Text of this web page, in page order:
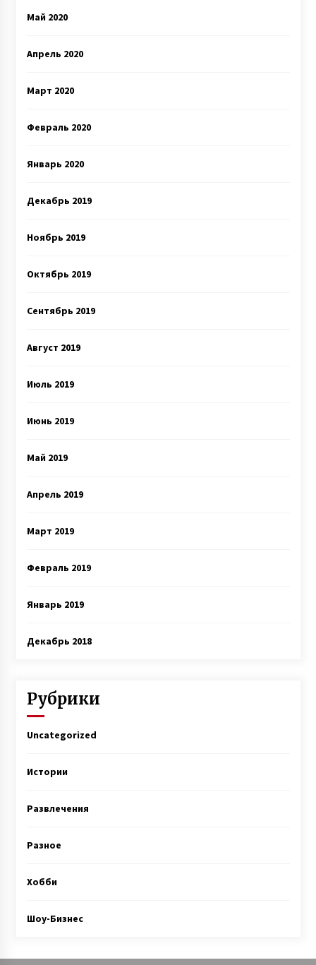
Май 2020
Апрель 2020
Март 2020
Февраль 2020
Январь 2020
Декабрь 2019
Ноябрь 2019
Октябрь 2019
Сентябрь 2019
Август 2019
Июль 2019
Июнь 2019
Май 2019
Апрель 2019
Март 2019
Февраль 2019
Январь 2019
Декабрь 2018
Рубрики
Uncategorized
Истории
Развлечения
Разное
Хобби
Шоу-Бизнес